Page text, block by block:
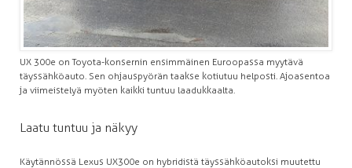
UX 300e on Toyota-konsernin ensimmäinen Euroopassa myytävä
täyssähköauto. Sen ohjauspyörän taakse kotiutuu helposti. Ajoasentoa
ja viimeistelyä myöten kaikki tuntuu laadukkaalta.
Laatu tuntuu ja näkyy
Käytännössä Lexus UX300e on hybridistä täyssähköautoksi muutettu